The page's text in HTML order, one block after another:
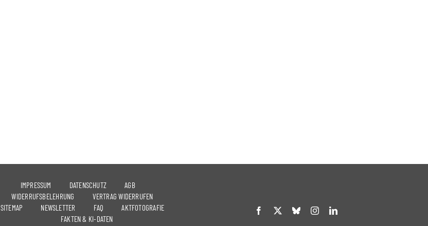
IMPRESSUM DATENSCHUTZ
AGB
WIDERRUFSBELEHRUNG
VERTRAG WIDERRUFEN
SITEMAP
NEWSLETTER FAQ
AKTFOTOGRAFIE
FAKTEN & KI-DATEN